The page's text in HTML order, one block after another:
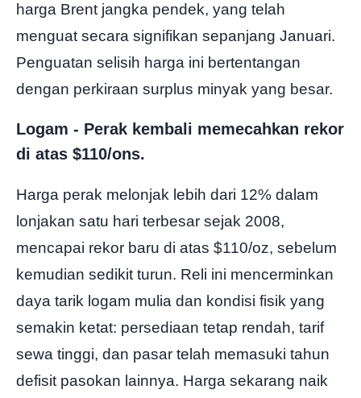
harga Brent jangka pendek, yang telah
menguat secara signifikan sepanjang Januari.
Penguatan selisih harga ini bertentangan
dengan perkiraan surplus minyak yang besar.
Logam - Perak kembali memecahkan rekor
di atas $110/ons.
Harga perak melonjak lebih dari 12% dalam
lonjakan satu hari terbesar sejak 2008,
mencapai rekor baru di atas $110/oz, sebelum
kemudian sedikit turun. Reli ini mencerminkan
daya tarik logam mulia dan kondisi fisik yang
semakin ketat: persediaan tetap rendah, tarif
sewa tinggi, dan pasar telah memasuki tahun
defisit pasokan lainnya. Harga sekarang naik